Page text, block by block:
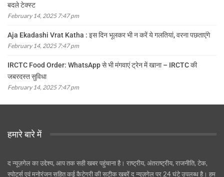
बदले टेक्स्ट
February 14, 2025 7:47 pm
Aja Ekadashi Vrat Katha : इस दिन भूलकर भी न करें ये गलतियां, वरना पछताएंगे
February 14, 2025 7:47 pm
IRCTC Food Order: WhatsApp से भी मंगवाएं ट्रेन में खाना – IRCTC की
जबरदस्त सुविधा
February 14, 2025 7:47 pm
हमारे बारे में
द न्यूज़गेल का उद्देश्य, आप तक सही खबर पहुंचाना है। राष्ट्रीय, अंतराष्ट्रीय, राजनीति, टेक,
स्पोर्ट्स एवं मनोरंजन सहित कई कैटेगरी की सटीक खबरें द न्यूज़गेल पर 24 घंटे उपलब्ध है। हम